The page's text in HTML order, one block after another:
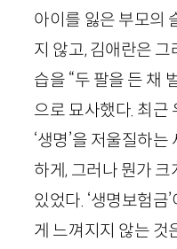
아이를 잃은 부모의
지 않고, 김애란은
습을 “두 팔을 든 채
으로 묘사했다. 최근
‘생명’을 저울질하
하게, 그러나 뭔가
있었다. ‘생명보험금
게 느껴지지 않는 것